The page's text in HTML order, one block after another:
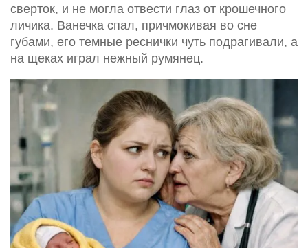
сверток, и не могла отвести глаз от крошечного
личика. Ванечка спал, причмокивая во сне
губами, его темные реснички чуть подрагивали, а
на щеках играл нежный румянец.